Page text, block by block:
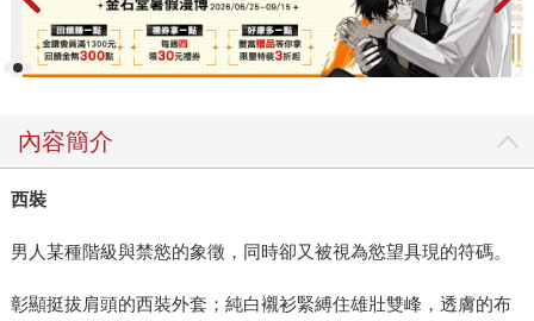
內容簡介
西裝
男人某種階級與禁慾的象徵，同時卻又被視為慾望具現的符碼。
彰顯挺拔肩頭的西裝外套；純白襯衫緊縛住雄壯雙峰，透膚的布